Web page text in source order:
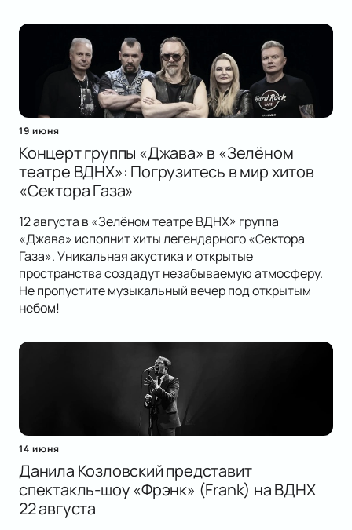
19 июня
Концерт группы «Джава» в «Зелёном
театре ВДНХ»: Погрузитесь в мир хитов
«Сектора Газа»
12 августа в «Зелёном театре ВДНХ» группа
«Джава» исполнит хиты легендарного «Сектора
Газа». Уникальная акустика и открытые
пространства создадут незабываемую атмосферу.
Не пропустите музыкальный вечер под открытым
небом!
14 июня
Данила Козловский представит
спектакль-шоу «Фрэнк» (Frank) на ВДНХ
22 августа